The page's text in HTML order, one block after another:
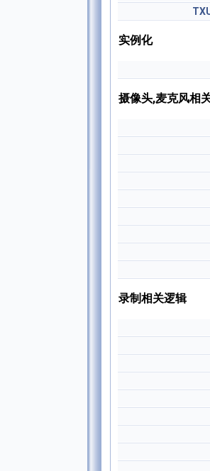
实例化
摄像头,麦克风相
录制相关逻辑